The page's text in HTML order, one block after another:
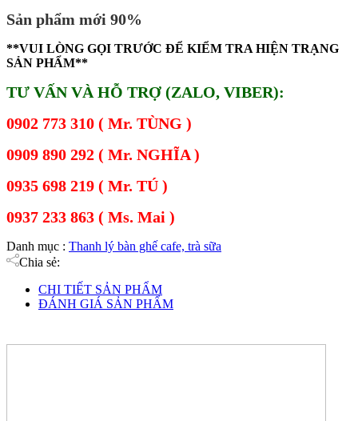
Sản phẩm mới 90%
**VUI LÒNG GỌI TRƯỚC ĐỂ KIỂM TRA HIỆN TRẠNG
SẢN PHẨM**
TƯ VẤN VÀ HỖ TRỢ (ZALO, VIBER):
0902 773 310 ( Mr. TÙNG )
0909 890 292 ( Mr. NGHĨA )
0935 698 219 ( Mr. TÚ )
0937 233 863 ( Ms. Mai )
Danh mục : Thanh lý bàn ghế cafe, trà sữa
Chia sẻ:
CHI TIẾT SẢN PHẨM
ĐÁNH GIÁ SẢN PHẨM